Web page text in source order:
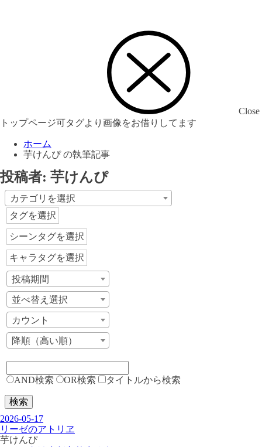
Close
トップページ可タグより画像をお借りしてます
ホーム
芋けんぴ の執筆記事
投稿者: 芋けんぴ
カテゴリを選択
タグを選択
シーンタグを選択
キャラタグを選択
投稿期間
並べ替え選択
カウント
降順（高い順）
AND検索 OR検索 タイトルから検索
検索
2026-05-17
リーゼのアトリヱ
芋けんぴ